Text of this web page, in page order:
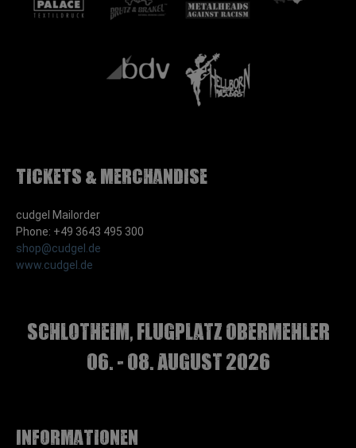
Tickets & Merchandise
cudgel Mailorder
Phone: +49 3643 495 300
shop@cudgel.de
www.cudgel.de
Schlotheim, Flugplatz Obermehler
06. - 08. August 2026
Informationen